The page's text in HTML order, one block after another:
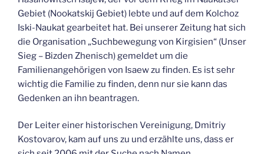
Gebiet (Nookatskij Gebiet) lebte und auf dem Kolchoz
Iski-Naukat gearbeitet hat. Bei unserer Zeitung hat sich
die Organisation „Suchbewegung von Kirgisien“ (Unser
Sieg – Bizden Zhenisch) gemeldet um die
Familienangehörigen von Isaew zu finden. Es ist sehr
wichtig die Familie zu finden, denn nur sie kann das
Gedenken an ihn beantragen.
Der Leiter einer historischen Vereinigung, Dmitriy
Kostovarov, kam auf uns zu und erzählte uns, dass er